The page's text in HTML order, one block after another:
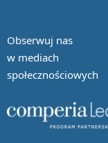
Obserwuj nas
w mediach
społecznościowych